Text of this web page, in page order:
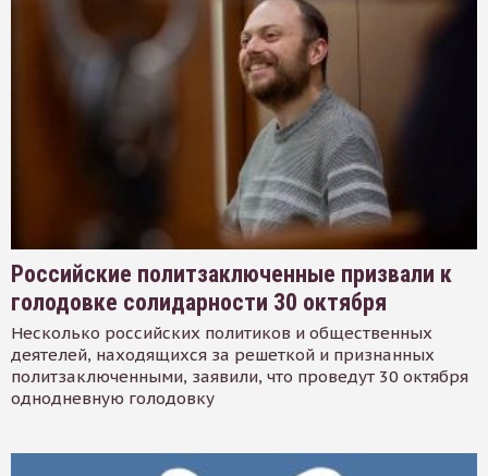
Российские политзаключенные призвали к
голодовке солидарности 30 октября
Несколько российских политиков и общественных
деятелей, находящихся за решеткой и признанных
политзаключенными, заявили, что проведут 30 октября
однодневную голодовку